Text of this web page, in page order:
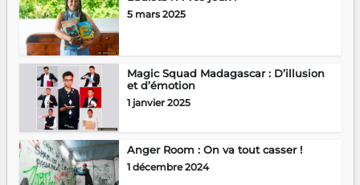
5 mars 2025
Magic Squad Madagascar : D’illusion
et d’émotion
1 janvier 2025
Anger Room : On va tout casser !
1 décembre 2024